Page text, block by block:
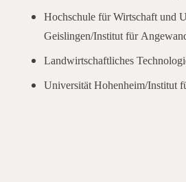
Hochschule für Wirtschaft und
Geislingen/Institut für
Landwirtschaftliches
Universität Hohenheim/Institut